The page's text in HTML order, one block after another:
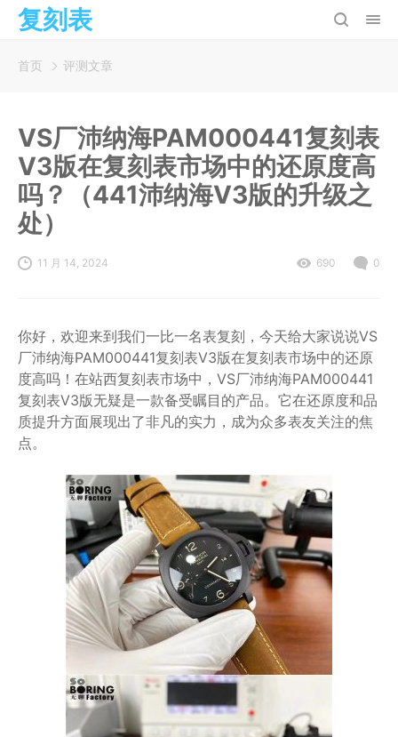
复刻表
首页 评测文章
VS厂沛纳海PAM000441复刻表
V3版在复刻表市场中的还原度高
吗？（441沛纳海V3版的升级之
处）
11 月 14, 2024 690 0
你好，欢迎来到我们一比一名表复刻，今天给大家说说VS
厂沛纳海PAM000441复刻表V3版在复刻表市场中的还原
度高吗！在站西复刻表市场中，VS厂沛纳海PAM000441
复刻表V3版无疑是一款备受瞩目的产品。它在还原度和品
质提升方面展现出了非凡的实力，成为众多表友关注的焦
点。